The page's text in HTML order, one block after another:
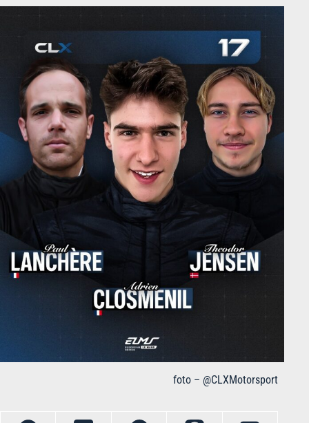
foto – @CLXMotorsport